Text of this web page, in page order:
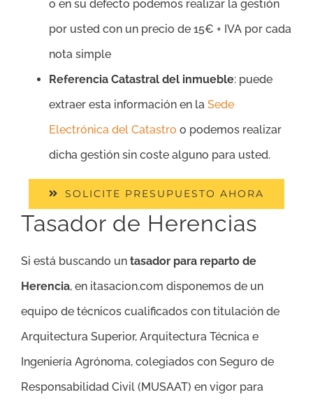
o en su defecto podemos realizar la gestión
por usted con un precio de 15€ + IVA por cada
nota simple
Referencia Catastral del inmueble: puede
extraer esta información en la Sede
Electrónica del Catastro o podemos realizar
dicha gestión sin coste alguno para usted.
SOLICITE PRESUPUESTO AHORA
Tasador de Herencias
Si está buscando un tasador para reparto de
Herencia, en itasacion.com disponemos de un
equipo de técnicos cualificados con titulación de
Arquitectura Superior, Arquitectura Técnica e
Ingeniería Agrónoma, colegiados con Seguro de
Responsabilidad Civil (MUSAAT) en vigor para